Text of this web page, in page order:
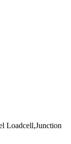
Loadcell,Junction